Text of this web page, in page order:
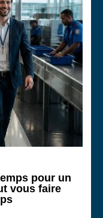
pour un
vous faire